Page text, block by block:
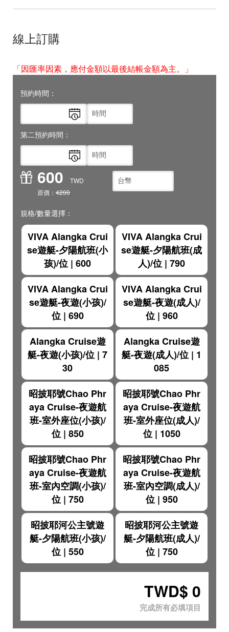
線上訂購
「因匯率因素，應付金額以最後結帳金額為主。」
預約時間：
第二預約時間：
600
TWD
原價： 4200
規格/數量選擇：
VIVA Alangka Crui
se遊艇-夕陽航班(小
孩)/位 | 600
VIVA Alangka Crui
se遊艇-夕陽航班(成
人)/位 | 790
VIVA Alangka Crui
se遊艇-夜遊(小孩)/
位 | 690
VIVA Alangka Crui
se遊艇-夜遊(成人)/
位 | 960
Alangka Cruise遊
艇-夜遊(小孩)/位 | 7
30
Alangka Cruise遊
艇-夜遊(成人)/位 | 1
085
昭披耶號Chao Phr
aya Cruise-夜遊航
班-室外座位(小孩)/
位 | 850
昭披耶號Chao Phr
aya Cruise-夜遊航
班-室外座位(成人)/
位 | 1050
昭披耶號Chao Phr
aya Cruise-夜遊航
班-室內空調(小孩)/
位 | 750
昭披耶號Chao Phr
aya Cruise-夜遊航
班-室內空調(成人)/
位 | 950
昭披耶河公主號遊
艇-夕陽航班(小孩)/
位 | 550
昭披耶河公主號遊
艇-夕陽航班(成人)/
位 | 750
TWD$ 0
完成所有必填項目